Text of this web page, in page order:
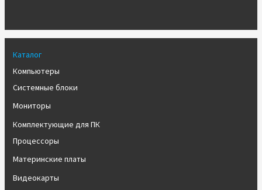
Каталог
Компьютеры
Системные блоки
Мониторы
Комплектующие для ПК
Процессоры
Материнские платы
Видеокарты